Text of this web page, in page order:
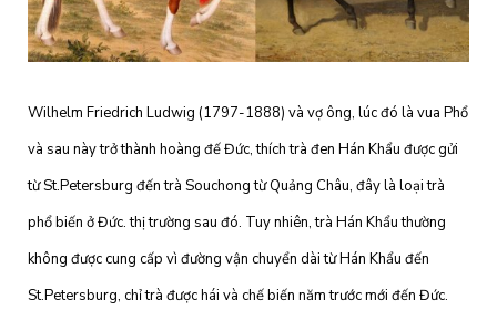
Wilhelm Friedrich Ludwig (1797-1888) và vợ ông, lúc đó là vua Phổ
và sau này trở thành hoàng đế Đức, thích trà đen Hán Khẩu được gửi
từ St.Petersburg đến trà Souchong từ Quảng Châu, đây là loại trà
phổ biến ở Đức. thị trường sau đó. Tuy nhiên, trà Hán Khẩu thường
không được cung cấp vì đường vận chuyển dài từ Hán Khẩu đến
St.Petersburg, chỉ trà được hái và chế biến năm trước mới đến Đức.